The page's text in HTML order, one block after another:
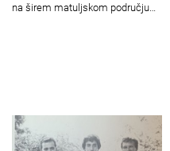
na širem matuljskom području…